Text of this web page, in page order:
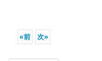
«前 次»